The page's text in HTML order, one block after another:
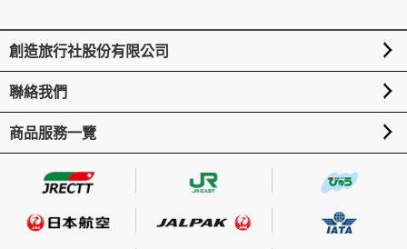
創造旅行社股份有限公司
聯絡我們
商品服務一覽